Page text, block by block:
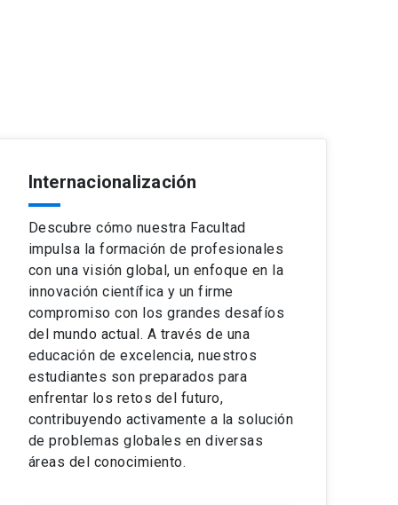
Internacionalización
Descubre cómo nuestra Facultad
impulsa la formación de profesionales
con una visión global, un enfoque en la
innovación científica y un firme
compromiso con los grandes desafíos
del mundo actual. A través de una
educación de excelencia, nuestros
estudiantes son preparados para
enfrentar los retos del futuro,
contribuyendo activamente a la solución
de problemas globales en diversas
áreas del conocimiento.